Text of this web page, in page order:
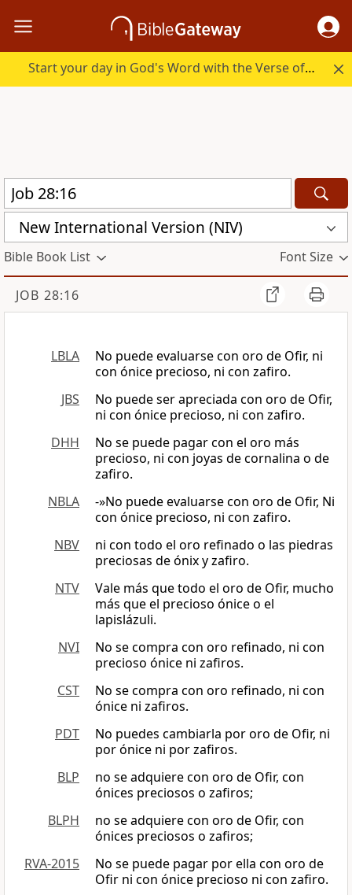
Start your day in God's Word with the Verse of the Day.
New International Version (NIV)
Bible Book List Font Size
JOB 28:16
LBLA
No puede evaluarse con oro de Ofir, ni
con ónice precioso, ni con zafiro.
JBS
No puede ser apreciada con oro de Ofir,
ni con ónice precioso, ni con zafiro.
DHH
No se puede pagar con el oro más
precioso, ni con joyas de cornalina o de
zafiro.
NBLA
-»No puede evaluarse con oro de Ofir, Ni
con ónice precioso, ni con zafiro.
NBV
ni con todo el oro refinado o las piedras
preciosas de ónix y zafiro.
NTV
Vale más que todo el oro de Ofir, mucho
más que el precioso ónice o el
lapislázuli.
NVI
No se compra con oro refinado, ni con
precioso ónice ni zafiros.
CST
No se compra con oro refinado, ni con
ónice ni zafiros.
PDT
No puedes cambiarla por oro de Ofir, ni
por ónice ni por zafiros.
BLP
no se adquiere con oro de Ofir, con
ónices preciosos o zafiros;
BLPH
no se adquiere con oro de Ofir, con
ónices preciosos o zafiros;
RVA-2015
No se puede pagar por ella con oro de
Ofir ni con ónice precioso ni con zafiro.